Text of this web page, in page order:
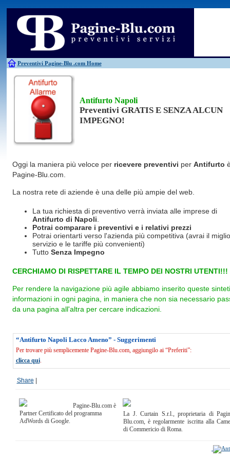
Preventivi Pagine-Blu .com Home
Antifurti
Allarme
Bagni chimici
Edilizia Giardinieri
Caldaie
Falegnami Idraulici
Canne fumarie
Antifurto Napoli
Preventivi GRATIS E SENZA ALCUN
IMPEGNO!
Oggi la maniera più veloce per ricevere preventivi per Antifurto
Pagine-Blu.com.
La nostra rete di aziende è una delle più ampie del web.
La tua richiesta di preventivo verrà inviata alle imprese di
Antifurto di Napoli
Potrai comparare i preventivi e i relativi prezzi
Potrai orientarti verso l'azienda più competitiva (avrai il
servizio e le tariffe più convenienti)
Tutto Senza Impegno
CERCHIAMO DI RISPETTARE IL TEMPO DEI NOSTRI UTENTI!!!
Per rendere la navigazione più agile abbiamo inserito queste
informazioni in ogni pagina, in maniera che non sia necessario
da una pagina all'altra per cercare indicazioni.
“Antifurto Napoli Lacco Ameno” - Suggerimenti
Per trovare più semplicemente Pagine-Blu.com, aggiungilo ai “Preferiti”:
clicca qui.
Share
Pagine-Blu.com è
Partner Certificato del programma
AdWords di Google.
La J. Curtain S.r.l., proprietaria di
Blu.com, è regolarmente iscritta alla
di Commericio di Roma.